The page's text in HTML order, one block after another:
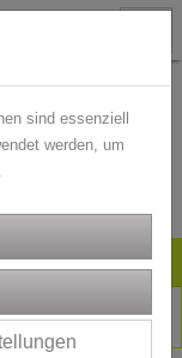
sind essenziell
werden, um